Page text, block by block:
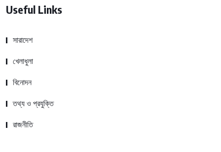
Useful Links
সারাদেশ
খেলাধুলা
বিনোদন
তথ্য ও প্রযুক্তি
রাজনীতি